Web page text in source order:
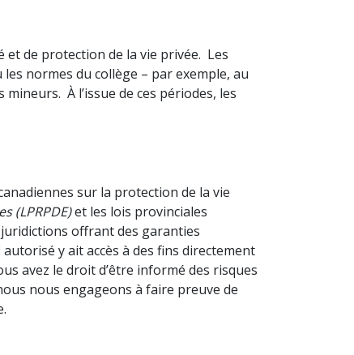
de protection de la vie privée. Les
normes du collège – par exemple, au
À l’issue de ces périodes, les
sur la protection de la vie
(LPRPDE)et les lois provinciales
offrant des garanties
y ait accès à des fins directement
avez le droit d’être informé des risques
nous engageons à faire preuve de